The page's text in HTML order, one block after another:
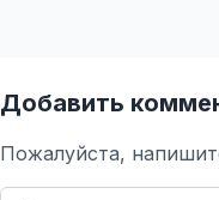
Добавить
Пожалуйста,